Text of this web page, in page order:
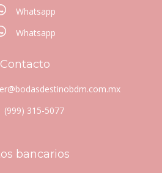
Whatsapp
Whatsapp
Contacto
(999) 315-5077
bancarios